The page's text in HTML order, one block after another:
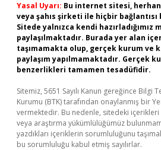
Yasal Uyarı: Bu internet sitesi,
veya şahıs şirketi ile hiçbir
Sitede yalnızca kendi hazırladığımız
paylaşılmaktadır. Burada yer alan
taşımamakta olup, gerçek kurum ve
paylaşım yapılmamaktadır. Gerçek
benzerlikleri tamamen tesadüfidir.
Sitemiz, 5651 Sayılı Kanun gereğince Bilgi
Kurumu (BTK) tarafından onaylanmış bir
vermektedir. Bu nedenle, sitedeki
veya araştırma yükümlülüğümüz
yazdıkları içeriklerin sorumluluğunu
bu sorumluluğu kabul etmiş sayılırlar.